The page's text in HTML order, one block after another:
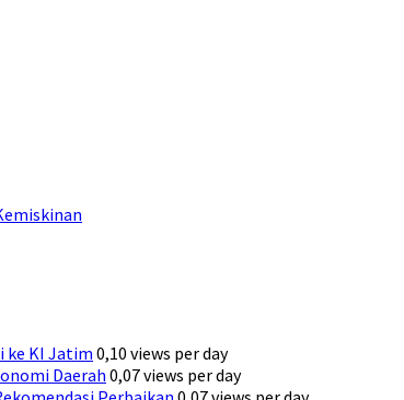
ke KI Jatim0,10 views per day
Daerah 0,07 views per day